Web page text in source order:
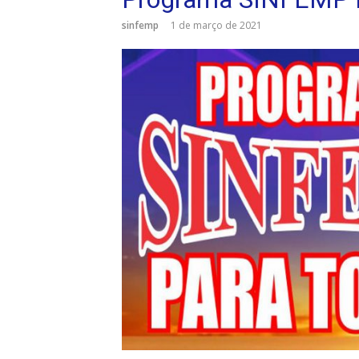
sinfemp 1 de março de 2021